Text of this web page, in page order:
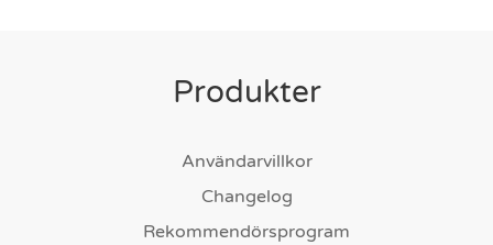
Produkter
Användarvillkor
Changelog
Rekommendörsprogram